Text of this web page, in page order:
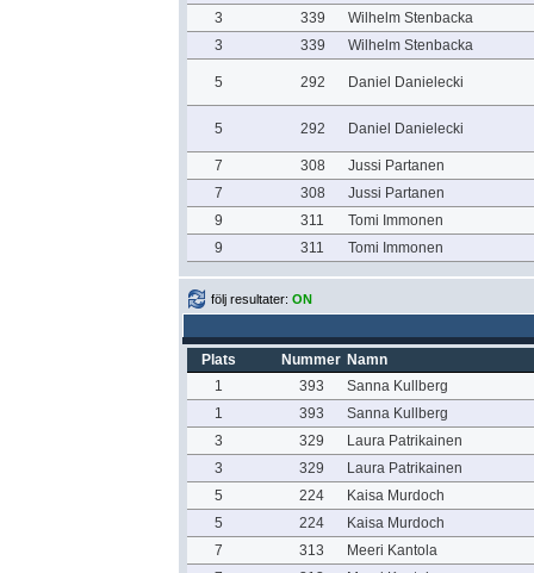
3
339
Wilhelm Stenbacka
3
339 Wilhelm Stenbacka
5 292 Daniel Danielecki
5 292 Daniel Danielecki
7 308
Jussi Partanen
7
308
Jussi Partanen
9
311
Tomi Immonen
9
311 Tomi Immonen
följ resultater: ON
Plats Nummer Namn
1
393
Sanna Kullberg
1
393
Sanna Kullberg
3
329
Laura Patrikainen
3
329
Laura Patrikainen
5
224
Kaisa Murdoch
5
224
Kaisa Murdoch
7
313
Meeri Kantola